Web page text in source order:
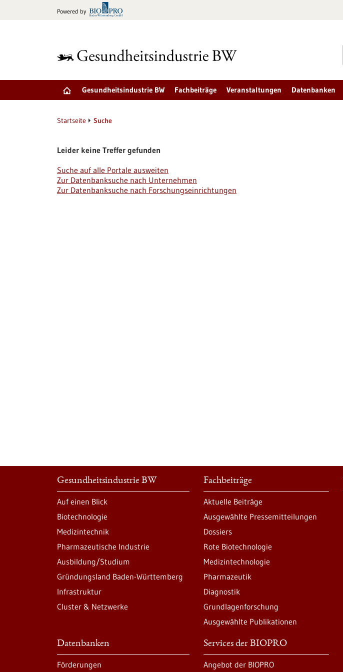
Powered by
Gesundheitsindustrie BW Fachbeiträge Veranstaltungen Datenbanken
Startseite Suche
Leider keine Treffer gefunden
Suche auf alle Portale ausweiten
Zur Datenbanksuche nach Unternehmen
Zur Datenbanksuche nach Forschungseinrichtungen
Gesundheitsindustrie BW
Auf einen Blick
Biotechnologie
Medizintechnik
Pharmazeutische Industrie
Ausbildung/Studium
Gründungsland Baden-Württemberg
Infrastruktur
Cluster & Netzwerke
Fachbeiträge
Aktuelle Beiträge
Ausgewählte Pressemitteilungen
Dossiers
Rote Biotechnologie
Medizintechnologie
Pharmazeutik
Diagnostik
Grundlagenforschung
Ausgewählte Publikationen
Datenbanken
Förderungen
Services der BIOPRO
Angebot der BIOPRO